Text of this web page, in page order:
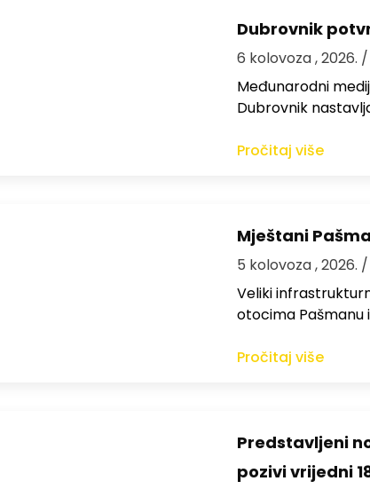
Dubrovnik
6 kolovoza , 2026. /
Međunarodni
Dubrovnik
Pročitaj više
Mještani
5 kolovoza , 2026. /
Veliki
otocima Pašmanu
Pročitaj više
Predstavljeni
pozivi vrijedni